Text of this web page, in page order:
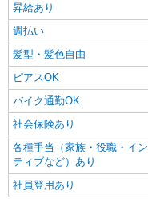
昇給あり
週払い
髪型・髪色自由
ピアスOK
バイク通勤OK
社会保険あり
各種手当（家族・役職・イ
ティブなど）あり
社員登用あり